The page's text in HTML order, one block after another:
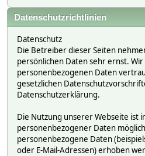
Datenschutzrichtlinien
Datenschutz
Die Betreiber dieser Seiten
persönlichen Daten sehr ernst.
personenbezogenen Daten
gesetzlichen
Datenschutzerklärung.
Die Nutzung unserer Webseite ist
personenbezogener Daten
personenbezogene Daten
oder E-Mail-Adressen) erhoben